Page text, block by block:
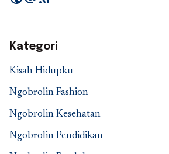
Kategori
Kisah Hidupku
Ngobrolin Fashion
Ngobrolin Kesehatan
Ngobrolin Pendidikan